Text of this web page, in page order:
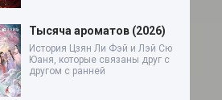
Тысяча ароматов (2026)
История Цзян Ли Фэй и Лэй Сю
Юаня, которые связаны друг с
другом с ранней